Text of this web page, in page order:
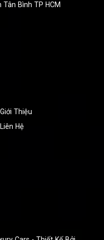
Bình TP HCM
Giới Thiệu
Liên Hệ